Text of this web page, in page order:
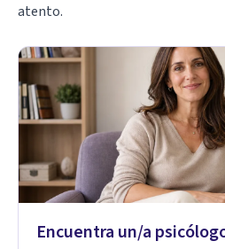
atento.
Encuentra un/a